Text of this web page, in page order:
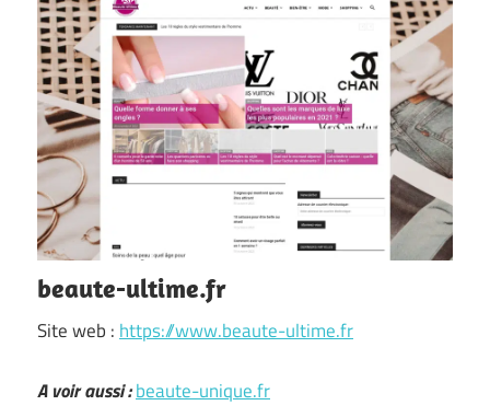
beaute-ultime.fr
Site web : https://www.beaute-ultime.fr
A voir aussi :beaute-unique.fr